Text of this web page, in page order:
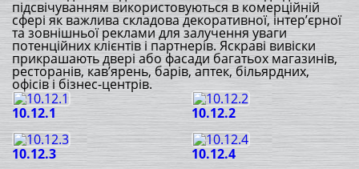
підсвічуванням використовуються в комерційній
сфері як важлива складова декоративної, інтер’єрної
та зовнішньої реклами для залучення уваги
потенційних клієнтів і партнерів. Яскраві вивіски
прикрашають двері або фасади багатьох магазинів,
ресторанів, кав’ярень, барів, аптек, більярдних,
офісів і бізнес-центрів.
10.12.1
10.12.2
10.12.3
10.12.4